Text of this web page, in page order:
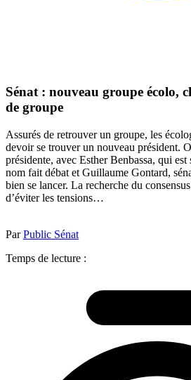
Sénat : nouveau groupe écolo,
de groupe
Assurés de retrouver un groupe, les
devoir se trouver un nouveau président.
présidente, avec Esther Benbassa, qui
nom fait débat et Guillaume Gontard,
bien se lancer. La recherche du
d’éviter les tensions…
ParPublic Sénat
Temps de lecture :